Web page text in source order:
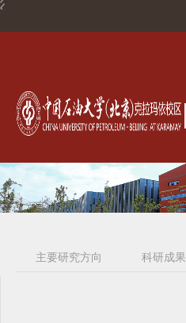
主要研究方向 科研成果